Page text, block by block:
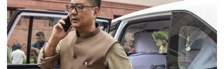
से
मिलेंगे
शरद
पवार
गुट